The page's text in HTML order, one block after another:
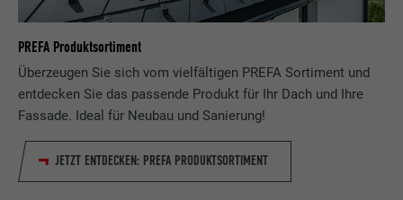
PREFA Produktsortiment
Überzeugen Sie sich vom vielfältigen PREFA Sortiment und
entdecken Sie das passende Produkt für Ihr Dach und Ihre
Fassade. Ideal für Neubau und Sanierung!
JETZT ENTDECKEN: PREFA PRODUKTSORTIMENT
PROCEDUR 90 dagar
ÄNDAMÅL
kontrollera om webbläsaren tillåter
att kakor installeras. Innehåller inga
identifieringsdetaljer.
EFTERNAMN
LEVERANTÖRER LinkedIn
Ställs in av LinkedIn när en webbsida